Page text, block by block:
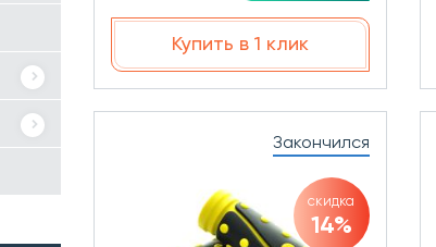
Купить в 1 клик
Закончился
скидка
14%